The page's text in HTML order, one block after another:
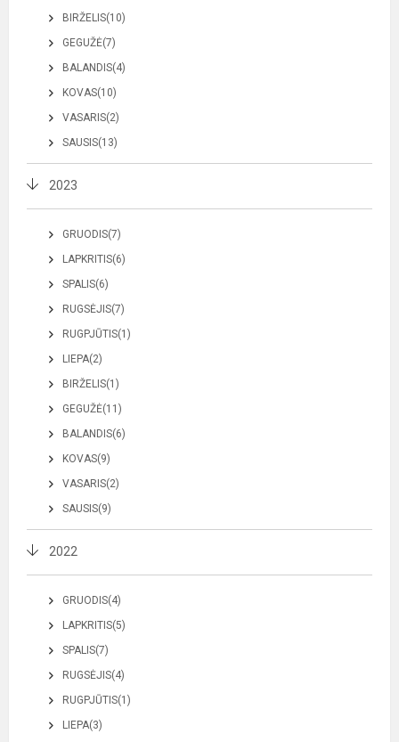
BIRŽELIS(10)
GEGUŽĖ(7)
BALANDIS(4)
KOVAS(10)
VASARIS(2)
SAUSIS(13)
2023
GRUODIS(7)
LAPKRITIS(6)
SPALIS(6)
RUGSĖJIS(7)
RUGPJŪTIS(1)
LIEPA(2)
BIRŽELIS(1)
GEGUŽĖ(11)
BALANDIS(6)
KOVAS(9)
VASARIS(2)
SAUSIS(9)
2022
GRUODIS(4)
LAPKRITIS(5)
SPALIS(7)
RUGSĖJIS(4)
RUGPJŪTIS(1)
LIEPA(3)